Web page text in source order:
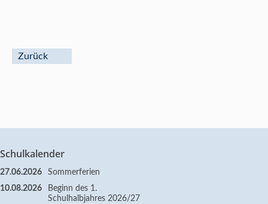
Zurück
Schulkalender
27.06.2026
Sommerferien
10.08.2026
Beginn des 1.
Schulhalbjahres 2026/27